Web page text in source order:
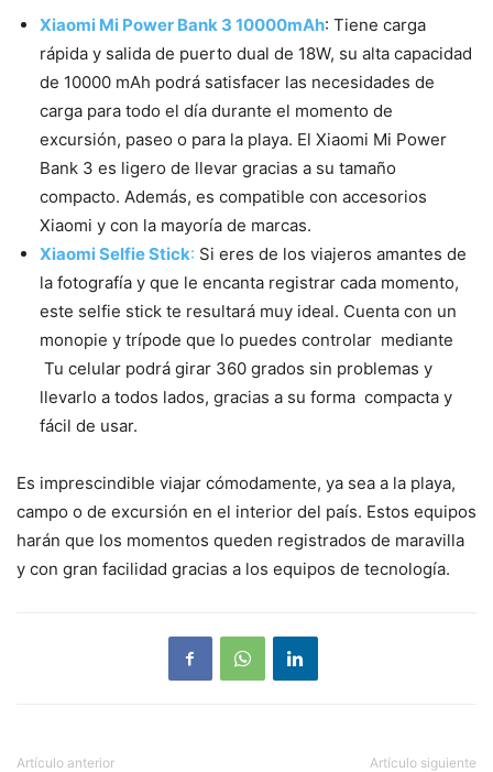
Xiaomi Mi Power Bank 3 10000mAh: Tiene carga
rápida y salida de puerto dual de 18W, su alta capacidad
de 10000 mAh podrá satisfacer las necesidades de
carga para todo el día durante el momento de
excursión, paseo o para la playa. El Xiaomi Mi Power
Bank 3 es ligero de llevar gracias a su tamaño
compacto. Además, es compatible con accesorios
Xiaomi y con la mayoría de marcas.
Xiaomi Selfie Stick: Si eres de los viajeros amantes de
la fotografía y que le encanta registrar cada momento,
este selfie stick te resultará muy ideal. Cuenta con un
monopie y trípode que lo puedes controlar mediante
Tu celular podrá girar 360 grados sin problemas y
llevarlo a todos lados, gracias a su forma compacta y
fácil de usar.
Es imprescindible viajar cómodamente, ya sea a la playa,
campo o de excursión en el interior del país. Estos equipos
harán que los momentos queden registrados de maravilla
y con gran facilidad gracias a los equipos de tecnología.
Artículo anterior Artículo siguiente